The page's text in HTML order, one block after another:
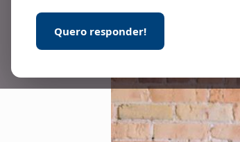
Quero responder!